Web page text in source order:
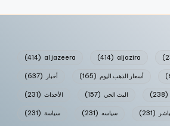
al jazeera
(414) aljazira
(414)
أخبار (637) أسعار الذهب اليوم (165)
الأحداث (231) البث الحي (157) (238)
سياسة (231) سياسه (231) (231)